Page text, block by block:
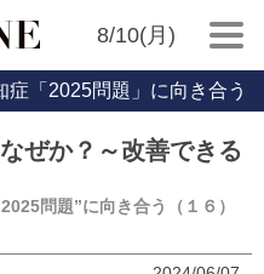
8/10(月)
「2025問題」に向き合う
ぜか？～改善できる
問題”に向き合う（１６）